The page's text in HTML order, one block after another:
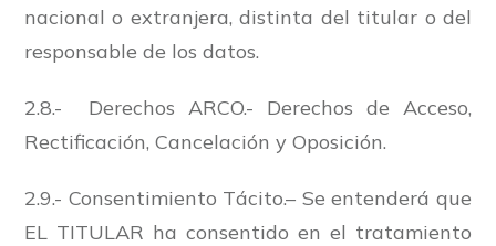
nacional o extranjera, distinta del titular o del
responsable de los datos.
2.8.- Derechos ARCO.- Derechos de Acceso,
Rectificación, Cancelación y Oposición.
2.9.- Consentimiento Tácito.– Se entenderá que
EL TITULAR ha consentido en el tratamiento